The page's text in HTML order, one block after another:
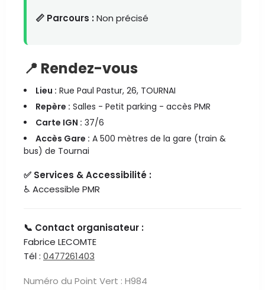
📏 Parcours :Non précisé
📍 Rendez-vous
Lieu : Rue Paul Pastur, 26, TOURNAI
Repère : Salles - Petit parking - accès PMR
Carte IGN : 37/6
Accès Gare : A 500 mètres de la gare (train &
bus) de Tournai
✅ Services & Accessibilité :
♿ Accessible PMR
📞 Contact organisateur :
Fabrice LECOMTE
Tél : 0477261403
Numéro du Point Vert : H984